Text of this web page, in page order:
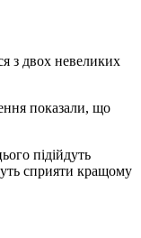
з двох невеликих
показали, що
підійдуть
сприяти кращому